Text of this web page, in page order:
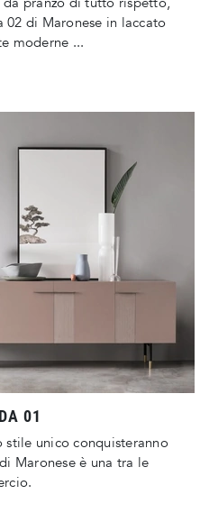
di Maronese in laccato
moderne ...
01
unico conquisteranno
Maronese è una tra le